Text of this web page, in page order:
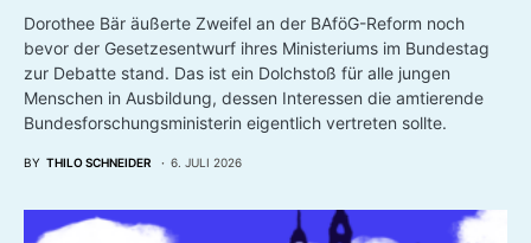
Dorothee Bär äußerte Zweifel an der BAföG-Reform noch
bevor der Gesetzesentwurf ihres Ministeriums im Bundestag
zur Debatte stand. Das ist ein Dolchstoß für alle jungen
Menschen in Ausbildung, dessen Interessen die amtierende
Bundesforschungsministerin eigentlich vertreten sollte.
BY THILO SCHNEIDER 6. JULI 2026